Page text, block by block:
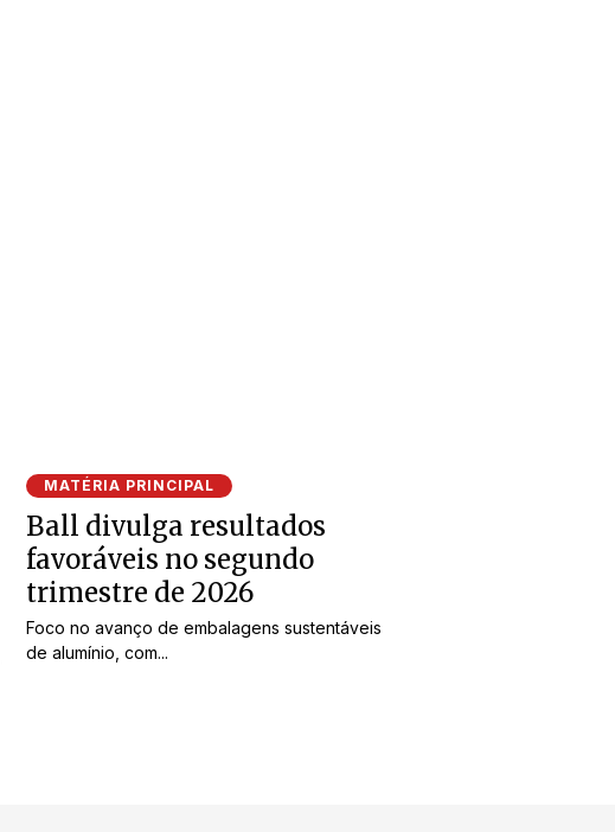
MATÉRIA PRINCIPAL
Ball divulga resultados
favoráveis no segundo
trimestre de 2026
Foco no avanço de embalagens sustentáveis
de alumínio, com...